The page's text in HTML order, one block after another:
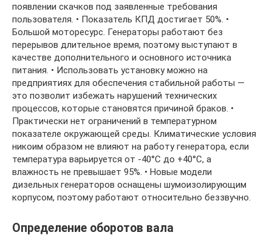
появлении скачков под заявленные требования
пользователя. • Показатель КПД достигает 50%. •
Большой моторесурс. Генераторы работают без
перерывов длительное время, поэтому выступают в
качестве дополнительного и основного источника
питания. • Использовать установку можно на
предприятиях для обеспечения стабильной работы —
это позволит избежать нарушений технических
процессов, которые становятся причиной браков. •
Практически нет ограничений в температурном
показателе окружающей среды. Климатические условия
никоим образом не влияют на работу генератора, если
температура варьируется от -40°С до +40°С, а
влажность не превышает 95%. • Новые модели
дизельных генераторов оснащены шумоизолирующим
корпусом, поэтому работают относительно беззвучно.
Определение оборотов вала